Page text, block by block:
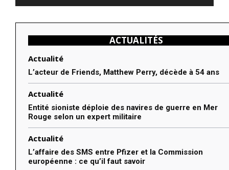
ACTUALITÉS
Actualité
L’acteur de Friends, Matthew Perry, décède à 54 ans
Actualité
Entité sioniste déploie des navires de guerre en Mer
Rouge selon un expert militaire
Actualité
L’affaire des SMS entre Pfizer et la Commission
européenne : ce qu’il faut savoir